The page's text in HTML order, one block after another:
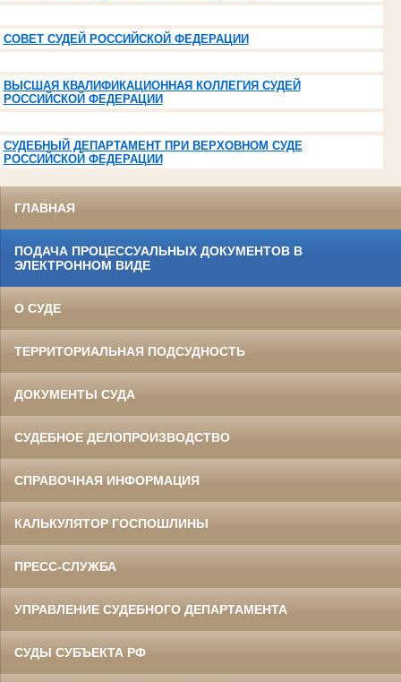
СОВЕТ СУДЕЙ РОССИЙСКОЙ ФЕДЕРАЦИИ
ВЫСШАЯ КВАЛИФИКАЦИОННАЯ КОЛЛЕГИЯ СУДЕЙ
РОССИЙСКОЙ ФЕДЕРАЦИИ
СУДЕБНЫЙ ДЕПАРТАМЕНТ ПРИ ВЕРХОВНОМ СУДЕ
РОССИЙСКОЙ ФЕДЕРАЦИИ
ГЛАВНАЯ
ПОДАЧА ПРОЦЕССУАЛЬНЫХ ДОКУМЕНТОВ В
ЭЛЕКТРОННОМ ВИДЕ
О СУДЕ
ТЕРРИТОРИАЛЬНАЯ ПОДСУДНОСТЬ
ДОКУМЕНТЫ СУДА
СУДЕБНОЕ ДЕЛОПРОИЗВОДСТВО
СПРАВОЧНАЯ ИНФОРМАЦИЯ
КАЛЬКУЛЯТОР ГОСПОШЛИНЫ
ПРЕСС-СЛУЖБА
УПРАВЛЕНИЕ СУДЕБНОГО ДЕПАРТАМЕНТА
СУДЫ СУБЪЕКТА РФ